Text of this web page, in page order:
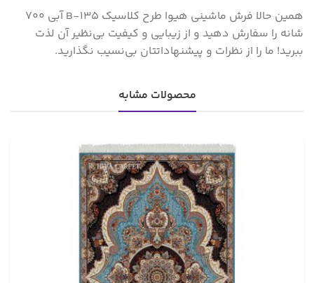
همین حالا فرش ماشینی هیوا طرح کلاسیک B-135 آبی ۷۰۰
شانه را سفارش دهید و از زیبایی و کیفیت بی‌نظیر آن لذت
ببرید! ما را از نظرات و پیشنهاداتتان بی‌نسیب نگذارید.
محصولات مشابه